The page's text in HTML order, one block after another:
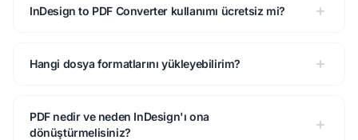
InDesign to PDF Converter kullanımı ücretsiz mi?
Hangi dosya formatlarını yükleyebilirim?
PDF nedir ve neden InDesign'ı ona
dönüştürmelisiniz?